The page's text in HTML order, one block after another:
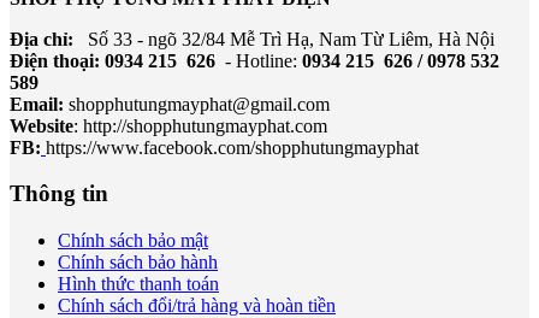
Địa chỉ: Số 33 - ngõ 32/84 Mễ Trì Hạ, Nam Từ Liêm, Hà Nội
Điện thoại: 0934 215 626 - Hotline: 0934 215 626 / 0978 532
589
Email: shopphutungmayphat@gmail.com
Website: http://shopphutungmayphat.com
FB: https://www.facebook.com/shopphutungmayphat
Thông tin
Chính sách bảo mật
Chính sách bảo hành
Hình thức thanh toán
Chính sách đổi/trả hàng và hoàn tiền